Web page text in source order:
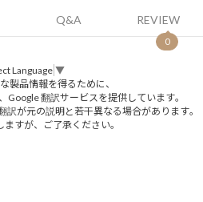
Q&A REVIEW
0
Language ▼
製品情報を得るために、
翻訳サービスを提供しています。
が元の説明と若干異なる場合があります。
すが、ご了承ください。